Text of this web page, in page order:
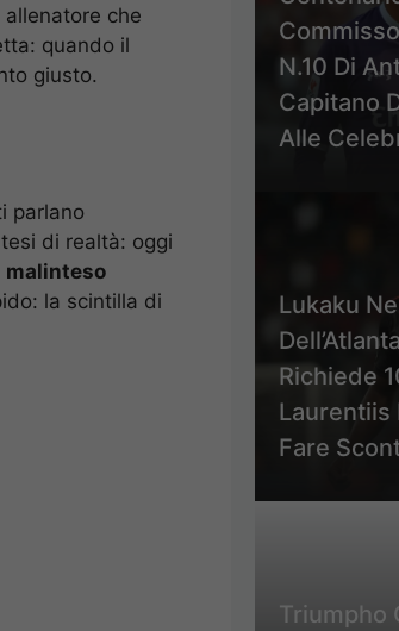
che
quando il
giusto.
parlano
di realtà: oggi
malinteso
la scintilla di
N.10 Di
Capitano
Alle
Lukaku
Richiede
Laurentiis
Fare
Triumpho